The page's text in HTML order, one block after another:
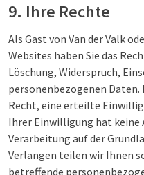
9. Ihre Rechte
Als Gast von Van der Valk
Websites haben Sie das
Löschung, Widerspruch,
personenbezogenen Daten.
Recht, eine erteilte
Ihrer Einwilligung hat keine
Verarbeitung auf der
Verlangen teilen wir Ihnen
betreffende